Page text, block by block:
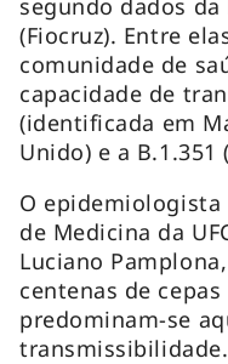
segundo dados da
(Fiocruz). Entre
comunidade de
capacidade de
(identificada em
Unido) e a B.1.351
O epidemiologista
de Medicina da
Luciano
centenas de
predominam-se
transmissibilidade.